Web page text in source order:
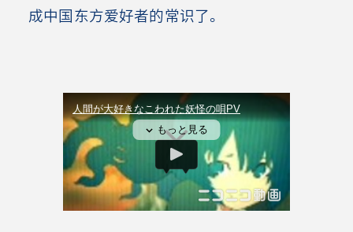
成中国东方爱好者的常识了。